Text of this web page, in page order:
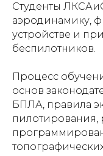
Студенты
аэродинамику,
устройстве и
беспилотников.
Процесс
основ
БПЛА, правила
пилотирования,